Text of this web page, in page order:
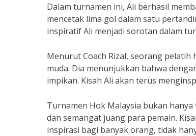
Dalam turnamen ini, Ali berhasil
mencetak lima gol dalam satu
inspiratif Ali menjadi sorotan dalam
Menurut Coach Rizal, seorang pelatih
muda. Dia menunjukkan bahwa
impikan. Kisah Ali akan terus
Turnamen Hok Malaysia bukan
dan semangat juang para pemain.
inspirasi bagi banyak orang, tidak